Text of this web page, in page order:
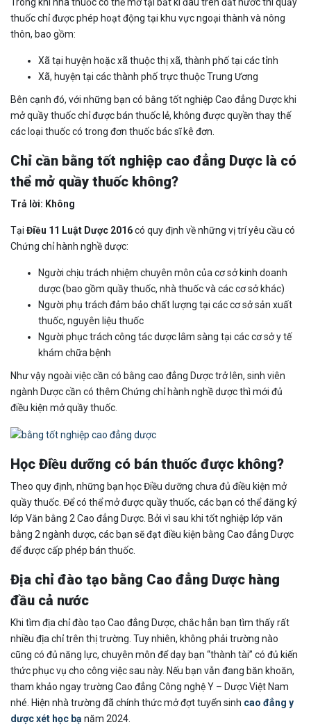
thuốc chỉ được phép hoạt động tại khu vực ngoại thành và nông
thôn, bao gồm:
Xã tại huyện hoặc xã thuộc thị xã, thành phố tại các tỉnh
Xã, huyện tại các thành phố trực thuộc Trung Ương
Bên cạnh đó, với những bạn có bằng tốt nghiệp Cao đẳng Dược khi
mở quầy thuốc chỉ được bán thuốc lẻ, không được quyền thay thế
các loại thuốc có trong đơn thuốc bác sĩ kê đơn.
Chỉ cần bằng tốt nghiệp cao đẳng Dược là có
thể mở quầy thuốc không?
Trả lời: Không
Tại Điều 11 Luật Dược 2016có quy định về những vị trí yêu cầu có
Chứng chỉ hành nghề dược:
Người chịu trách nhiệm chuyên môn của cơ sở kinh doanh
dược (bao gồm quầy thuốc, nhà thuốc và các cơ sở khác)
Người phụ trách đảm bảo chất lượng tại các cơ sở sản xuất
thuốc, nguyên liệu thuốc
Người phục trách công tác dược lâm sàng tại các cơ sở y tế
khám chữa bệnh
Như vậy ngoài việc cần có bằng cao đẳng Dược trở lên, sinh viên
ngành Dược cần có thêm Chứng chỉ hành nghề dược thì mới đủ
điều kiện mở quầy thuốc.
Học Điều dưỡng có bán thuốc được không?
Theo quy định, những bạn học Điều dưỡng chưa đủ điều kiện mở
quầy thuốc. Để có thể mở được quầy thuốc, các bạn có thể đăng ký
lớp Văn bằng 2 Cao đẳng Dược. Bởi vì sau khi tốt nghiệp lớp văn
bằng 2 ngành dược, các bạn sẽ đạt điều kiện bằng Cao đẳng Dược
để được cấp phép bán thuốc.
Địa chỉ đào tạo bằng Cao đẳng Dược hàng
đầu cả nước
Khi tìm địa chỉ đào tạo Cao đẳng Dược, chắc hẳn bạn tìm thấy rất
nhiều địa chỉ trên thị trường. Tuy nhiên, không phải trường nào
cũng có đủ năng lực, chuyên môn để dạy bạn “thành tài” có đủ kiến
thức phục vụ cho công việc sau này. Nếu bạn vẫn đang băn khoăn,
tham khảo ngay trường Cao đẳng Công nghệ Y – Dược Việt Nam
nhé. Hiện nhà trường đã chính thức mở đợt tuyển sinh cao đẳng y
dược xét học bạ năm 2024.